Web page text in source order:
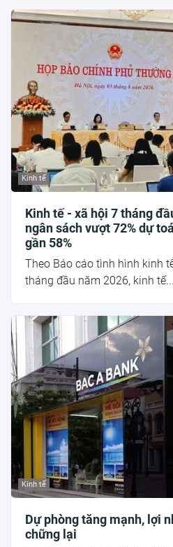
Kinh tế
Kinh tế - xã hội 7 tháng
ngân sách vượt 72% dự
gần 58%
Theo Báo cáo tình hình kinh
tháng đầu năm 2026, kinh tế...
Kinh tế
Dự phòng tăng mạnh, lợi
chững lại